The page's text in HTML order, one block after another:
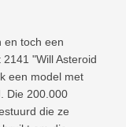
en toch een
"Will Asteroid
een model met
Die 200.000
die ze